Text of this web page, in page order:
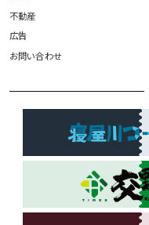
不動産
広告
お問い合わせ